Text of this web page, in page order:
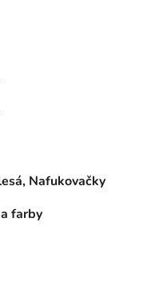
Nafukovačky
farby